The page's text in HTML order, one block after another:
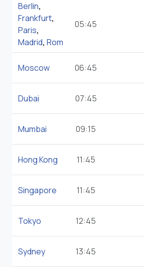
Berlin,
Frankfurt,
Paris,
Madrid, Rom
05:45
Moscow 06:45
Dubai 07:45
Mumbai 09:15
Hong Kong 11:45
Singapore 11:45
Tokyo 12:45
Sydney 13:45